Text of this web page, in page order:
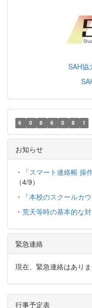
SAH協
6 0 8 6 0 8 1
お知らせ
・「スマート連絡帳 操
（4/9）
・「本校のスクールカ
・ 荒天等時の基本的な
緊急連絡
現在、緊急連絡はありま
行事予定表